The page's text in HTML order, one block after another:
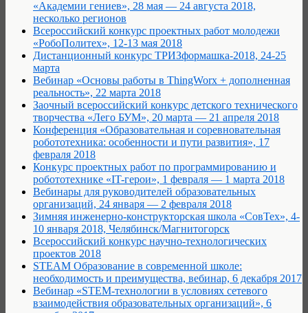
«Академии гениев», 28 мая — 24 августа 2018,
несколько регионов
Всероссийский конкурс проектных работ молодежи
«РобоПолитех», 12-13 мая 2018
Дистанционный конкурс ТРИЗформашка-2018, 24-25
марта
Вебинар «Основы работы в ThingWorx + дополненная
реальность», 22 марта 2018
Заочный всероссийский конкурс детского технического
творчества «Лего БУМ», 20 марта — 21 апреля 2018
Конференция «Образовательная и соревновательная
робототехника: особенности и пути развития», 17
февраля 2018
Конкурс проектных работ по программированию и
робототехнике «IT-герои», 1 февраля — 1 марта 2018
Вебинары для руководителей образовательных
организаций, 24 января — 2 февраля 2018
Зимняя инженерно-конструкторская школа «СовТех», 4-
10 января 2018, Челябинск/Магнитогорск
Всероссийский конкурс научно-технологических
проектов 2018
STEAM Образование в современной школе:
необходимость и преимущества, вебинар, 6 декабря 2017
Вебинар «STEM-технологии в условиях сетевого
взаимодействия образовательных организаций», 6